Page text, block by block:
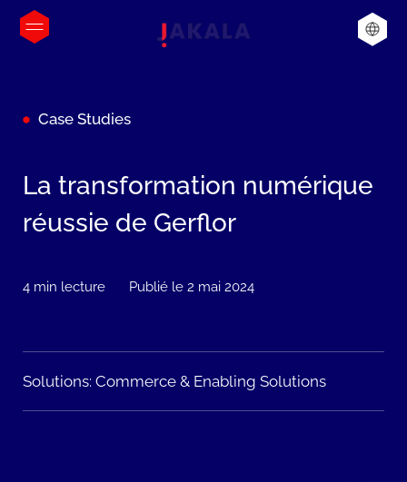
Case Studies
La transformation numérique
réussie de Gerflor
4 min lecture Publié le 2 mai 2024
Solutions:Commerce & Enabling Solutions